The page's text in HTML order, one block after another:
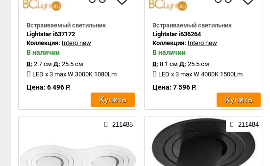
Встраиваемый светильник
Lightstar i637172
Коллекция: Intero new
В наличии
В: 2.7 см Д: 25.5 см
LED x 3 max W 3000K 1080Lm
Цена: 6 496 Р.
Купить
Встраиваемый светильник
Lightstar i636264
Коллекция: Intero new
В наличии
В: 8.1 см Д: 25.5 см
LED x 3 max W 4000K 1500Lm
Цена: 7 596 Р.
Купить
211485 211484